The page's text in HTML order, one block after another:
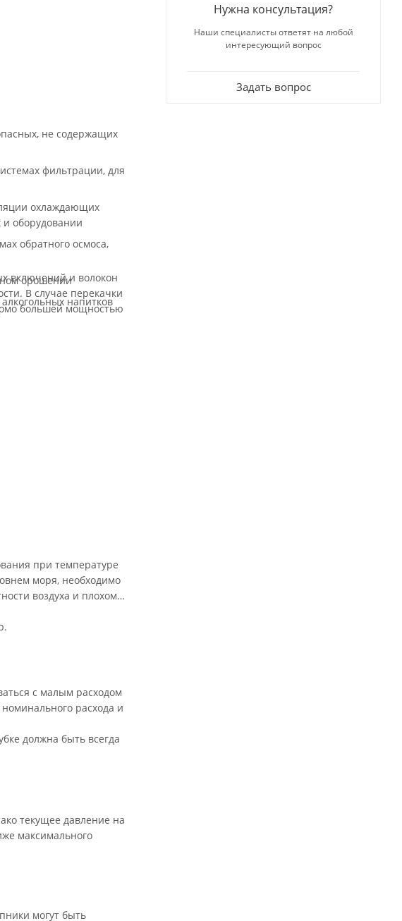
не содержащих
фильтрации, для
охлаждающих
и оборудовании
обратного осмоса,
орошении
напитков
включений и волокон
В случае перекачки
большей мощностью
при температуре
моря, необходимо
воздуха и плохом
с малым расходом
расхода и
должна быть всегда
текущее давление на
максимального
могут быть
Нужна консультация?
Наши специалисты ответят на любой
интересующий вопрос
Задать вопрос